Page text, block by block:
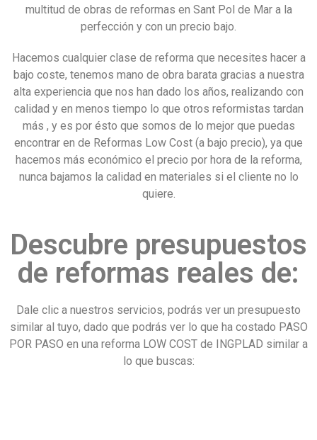
multitud de obras de reformas en Sant Pol de Mar a la
perfección y con un precio bajo.
Hacemos cualquier clase de reforma que necesites hacer a
bajo coste, tenemos mano de obra barata gracias a nuestra
alta experiencia que nos han dado los años, realizando con
calidad y en menos tiempo lo que otros reformistas tardan
más , y es por ésto que somos de lo mejor que puedas
encontrar en de Reformas Low Cost (a bajo precio), ya que
hacemos más económico el precio por hora de la reforma,
nunca bajamos la calidad en materiales si el cliente no lo
quiere.
Descubre presupuestos
de reformas reales de:
Dale clic a nuestros servicios, podrás ver un presupuesto
similar al tuyo, dado que podrás ver lo que ha costado PASO
POR PASO en una reforma LOW COST de INGPLAD similar a
lo que buscas: